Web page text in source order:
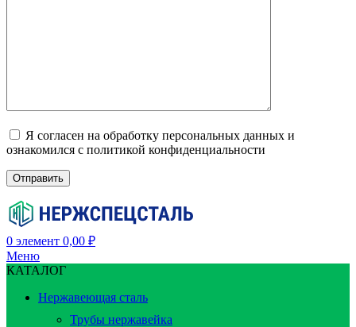
Я согласен на обработку персональных данных и
ознакомился с политикой конфиденциальности
0 элемент 0,00 ₽
Меню
КАТАЛОГ
Нержавеющая сталь
Трубы нержавейка